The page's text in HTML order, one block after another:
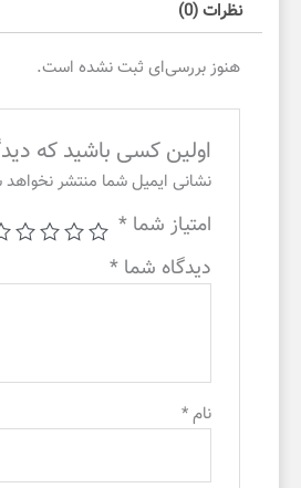
نظرات (0)
هنوز بررسی‌ای ثبت نشده است.
اولین کسی باشید که
نشانی ایمیل شما منتشر
امتیاز شما*
دیدگاه شما*
نام*